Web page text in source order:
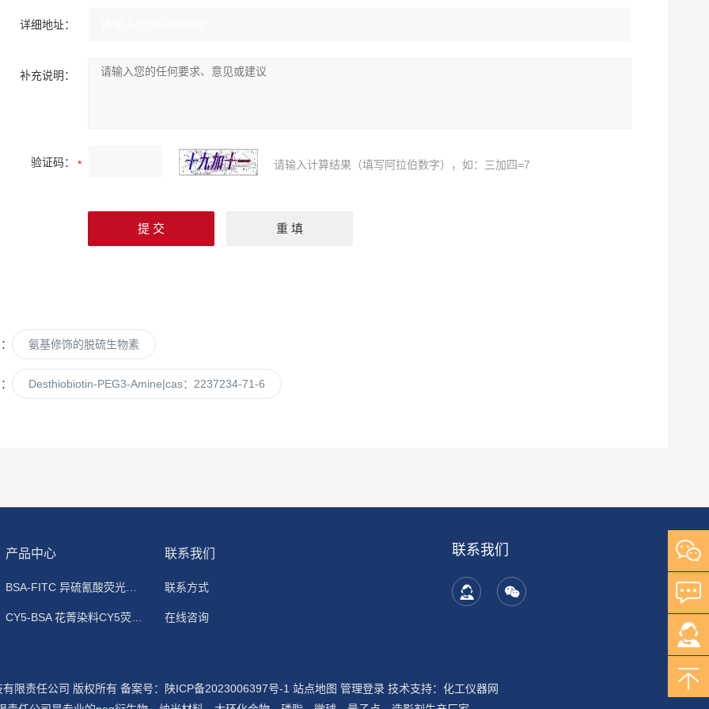
详细地址：
补充说明：
验证码： 请输入计算结果（填写阿拉伯数字），如：三加四=7
氨基修饰的脱硫生物素
Desthiobiotin-PEG3-Amine|cas：2237234-71-6
产品中心
BSA-FITC 异硫氰酸荧光素标记牛血清白蛋白
CY5-BSA 花菁染料CY5荧光标记牛血清白蛋白
联系我们
联系方式
在线咨询
联系我们
限责任公司 版权所有 备案号：陕ICP备2023006397号-1 站点地图 管理登录 技术支持： 化工仪器网